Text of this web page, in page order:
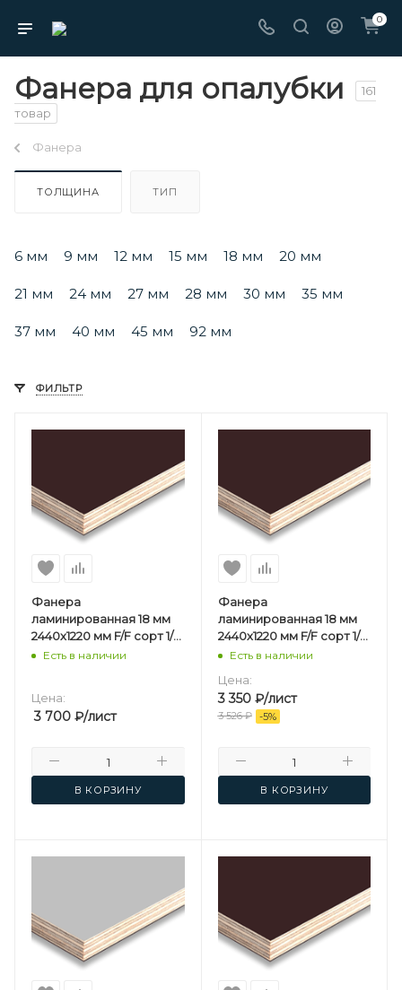
0
Фанера для опалубки
161
товар
Фанера
ТОЛЩИНА ТИП
6 мм 9 мм 12 мм 15 мм 18 мм 20 мм
21 мм 24 мм 27 мм 28 мм 30 мм 35 мм
37 мм 40 мм 45 мм 92 мм
ФИЛЬТР
Фанера
ламинированная 18 мм
2440х1220 мм F/F сорт 1/1
березовая SVEZA-DECK
Есть в наличии
Цена:
3 700 ₽/лист
В КОРЗИНУ
Фанера
ламинированная 18 мм
2440х1220 мм F/F сорт 1/1
березовая
Есть в наличии
Цена:
3 350₽/лист
3 526₽ -5%
В КОРЗИНУ